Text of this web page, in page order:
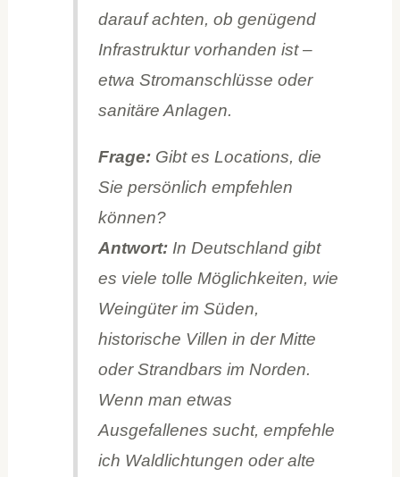
darauf achten, ob genügend
Infrastruktur vorhanden ist –
etwa Stromanschlüsse oder
sanitäre Anlagen.
Frage:Gibt es Locations, die
Sie persönlich empfehlen
können?
Antwort:In Deutschland gibt
es viele tolle Möglichkeiten, wie
Weingüter im Süden,
historische Villen in der Mitte
oder Strandbars im Norden.
Wenn man etwas
Ausgefallenes sucht, empfehle
ich Waldlichtungen oder alte